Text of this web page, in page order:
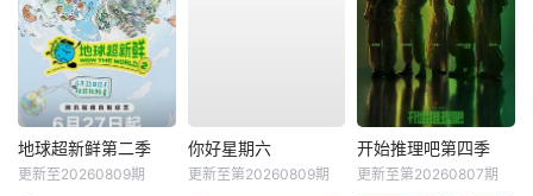
地球超新鲜第二季
更新至20260809期
你好星期六
更新至第20260809期
开始推理吧第四季
更新至第20260807期